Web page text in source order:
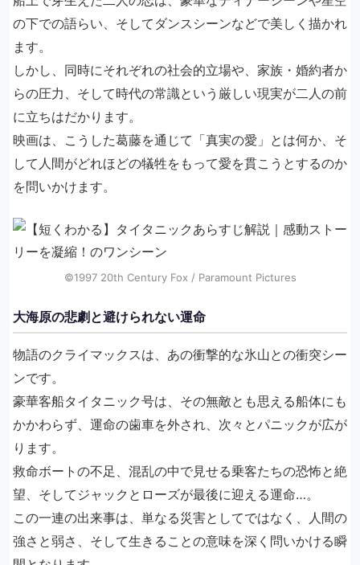
の下での語らい、そしてダンスシーンなどで美しく描かれ
ます。
しかし、同時にそれぞれの社会的立場や、家族・婚約者か
らの圧力、そして時代の常識という厳しい現実が二人の前
に立ちはだかります。
映画は、こうした葛藤を通じて「真実の愛」とは何か、そ
して人間がどれほどの犠牲をもって愛を貫こうとするのか
を問いかけます。
©1997 20th Century Fox / Paramount Pictures
大海原の悲劇と避けられない運命
物語のクライマックスは、あの衝撃的な氷山との衝突シー
ンです。
豪華客船タイタニック号は、その無敵とも思える船体にも
かかわらず、運命の歯車を外され、次々とパニックが広が
ります。
救命ボートの不足、混乱の中で見せる乗客たちの恐怖と絶
望、そしてジャックとローズが最後に迎える運命…。
この一連の出来事は、単なる災害としてではなく、人間の
強さと弱さ、そして生きることの意味を深く問いかける瞬